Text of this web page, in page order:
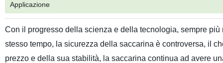
Applicazione
Con il progresso della scienza e della tecnologia, sempre
stesso tempo, la sicurezza della saccarina è controversa, il
prezzo e della sua stabilità, la saccarina continua ad avere